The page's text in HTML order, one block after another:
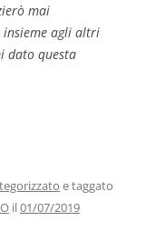
mai
insieme agli altri
dato questa
e taggato
il01/07/2019